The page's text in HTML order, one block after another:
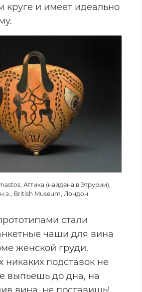
круге и имеет идеально
Аттика (найдена в Этрурии),
н.э., British Museum, Лондон
стали
чаши для вина
женской груди.
никаких подставок не
выпьешь до дна, на